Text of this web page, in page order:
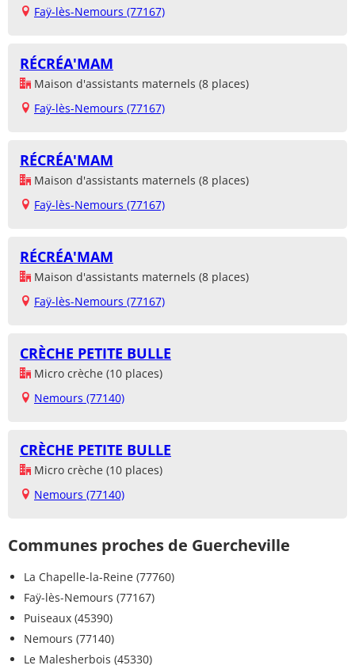
Faÿ-lès-Nemours (77167)
RÉCRÉA'MAM
Maison d'assistants maternels (8 places)
Faÿ-lès-Nemours (77167)
RÉCRÉA'MAM
Maison d'assistants maternels (8 places)
Faÿ-lès-Nemours (77167)
RÉCRÉA'MAM
Maison d'assistants maternels (8 places)
Faÿ-lès-Nemours (77167)
CRÈCHE PETITE BULLE
Micro crèche (10 places)
Nemours (77140)
CRÈCHE PETITE BULLE
Micro crèche (10 places)
Nemours (77140)
Communes proches de Guercheville
La Chapelle-la-Reine (77760)
Faÿ-lès-Nemours (77167)
Puiseaux (45390)
Nemours (77140)
Le Malesherbois (45330)